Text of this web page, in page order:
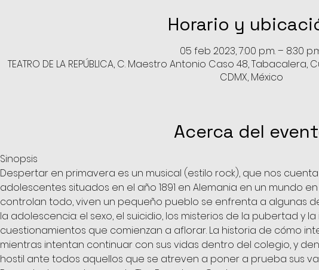
Horario y
05 feb 2023, 7:00 p.m. – 8:30
TEATRO DE LA REPÚBLICA, C. Maestro Antonio Caso 48,
CDMX, México
Acerca del
Sinopsis
Despertar en primavera es un musical (estilo rock), que nos
adolescentes situados en el año 1891 en Alemania en un mundo
controlan todo, viven un pequeño pueblo se enfrenta a algunas
la adolescencia: el sexo, el suicidio, los misterios de la pubertad y
cuestionamientos que comienzan a aflorar. La historia de cómo
mientras intentan continuar con sus vidas dentro del colegio, y
hostil ante todos aquellos que se atreven a poner a prueba sus